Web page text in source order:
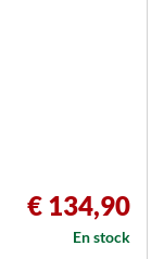
€ 134,90
En stock